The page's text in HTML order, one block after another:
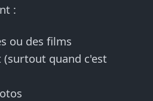
:
ou des films
(surtout quand c'est